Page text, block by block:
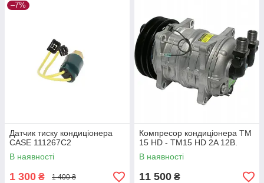
–7%
Датчик тиску кондиціонера
CASE 111267C2
В наявності
1 300 ₴ 1 400 ₴
Компресор кондиціонера TM
15 HD - TM15 HD 2A 12В.
В наявності
11 500 ₴